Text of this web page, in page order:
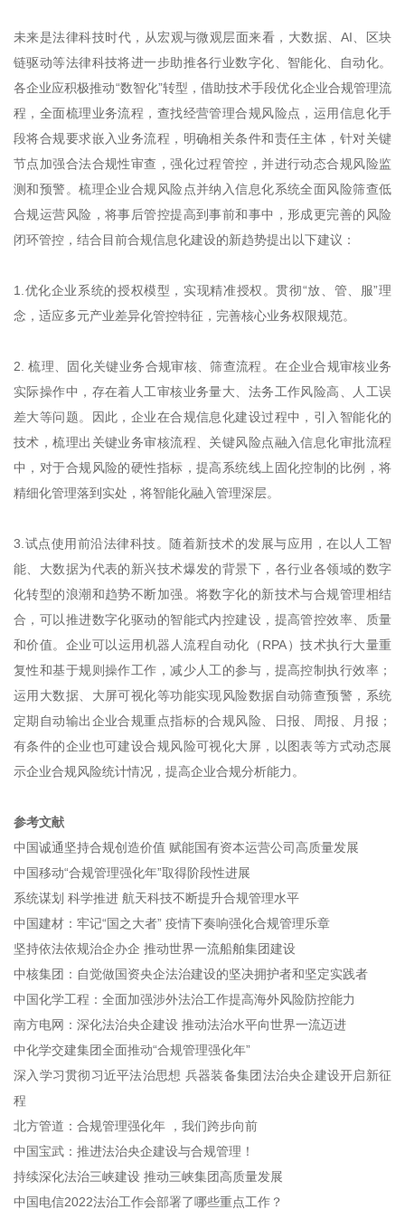
未来是法律科技时代，从宏观与微观层面来看，大数据、AI、区块
链驱动等法律科技将进一步助推各行业数字化、智能化、自动化。
各企业应积极推动“数智化”转型，借助技术手段优化企业合规管理流
程，全面梳理业务流程，查找经营管理合规风险点，运用信息化手
段将合规要求嵌入业务流程，明确相关条件和责任主体，针对关键
节点加强合法合规性审查，强化过程管控，并进行动态合规风险监
测和预警。梳理企业合规风险点并纳入信息化系统全面风险筛查低
合规运营风险，将事后管控提高到事前和事中，形成更完善的风险
闭环管控，结合目前合规信息化建设的新趋势提出以下建议：
1.优化企业系统的授权模型，实现精准授权。贯彻“放、管、服”理
念，适应多元产业差异化管控特征，完善核心业务权限规范。
2. 梳理、固化关键业务合规审核、筛查流程。在企业合规审核业务
实际操作中，存在着人工审核业务量大、法务工作风险高、人工误
差大等问题。因此，企业在合规信息化建设过程中，引入智能化的
技术，梳理出关键业务审核流程、关键风险点融入信息化审批流程
中，对于合规风险的硬性指标，提高系统线上固化控制的比例，将
精细化管理落到实处，将智能化融入管理深层。
3.试点使用前沿法律科技。随着新技术的发展与应用，在以人工智
能、大数据为代表的新兴技术爆发的背景下，各行业各领域的数字
化转型的浪潮和趋势不断加强。将数字化的新技术与合规管理相结
合，可以推进数字化驱动的智能式内控建设，提高管控效率、质量
和价值。企业可以运用机器人流程自动化（RPA）技术执行大量重
复性和基于规则操作工作，减少人工的参与，提高控制执行效率；
运用大数据、大屏可视化等功能实现风险数据自动筛查预警，系统
定期自动输出企业合规重点指标的合规风险、日报、周报、月报；
有条件的企业也可建设合规风险可视化大屏，以图表等方式动态展
示企业合规风险统计情况，提高企业合规分析能力。
参考文献
中国诚通坚持合规创造价值 赋能国有资本运营公司高质量发展
中国移动“合规管理强化年”取得阶段性进展
系统谋划 科学推进 航天科技不断提升合规管理水平
中国建材：牢记“国之大者” 疫情下奏响强化合规管理乐章
坚持依法依规治企办企 推动世界一流船舶集团建设
中核集团：自觉做国资央企法治建设的坚决拥护者和坚定实践者
中国化学工程：全面加强涉外法治工作提高海外风险防控能力
南方电网：深化法治央企建设 推动法治水平向世界一流迈进
中化学交建集团全面推动“合规管理强化年”
深入学习贯彻习近平法治思想 兵器装备集团法治央企建设开启新征
程
北方管道：合规管理强化年 ，我们跨步向前
中国宝武：推进法治央企建设与合规管理！
持续深化法治三峡建设 推动三峡集团高质量发展
中国电信2022法治工作会部署了哪些重点工作？